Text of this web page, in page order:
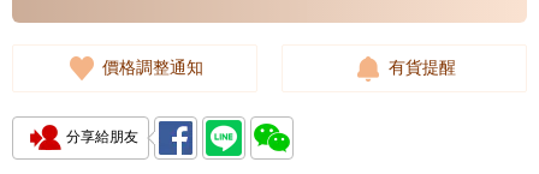
價格調整通知 有貨提醒
分享給朋友